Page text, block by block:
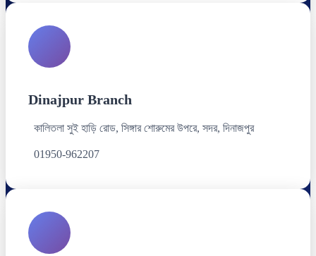
Dinajpur Branch
কালিতলা সুই হাড়ি রোড, সিঙ্গার শোরুমের উপরে, সদর, দিনাজপুর
01950-962207